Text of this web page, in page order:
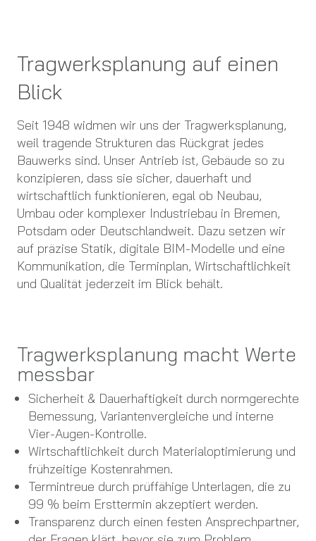
Tragwerksplanung auf einen
Blick
Seit 1948 widmen wir uns der Tragwerksplanung,
weil tragende Strukturen das Rückgrat jedes
Bauwerks sind. Unser Antrieb ist, Gebäude so zu
konzipieren, dass sie sicher, dauerhaft und
wirtschaftlich funktionieren, egal ob Neubau,
Umbau oder komplexer Industriebau in Bremen,
Potsdam oder Deutschlandweit. Dazu setzen wir
auf präzise Statik, digitale BIM-Modelle und eine
Kommunikation, die Terminplan, Wirtschaftlichkeit
und Qualität jederzeit im Blick behält.
Tragwerksplanung macht Werte
messbar
Sicherheit & Dauerhaftigkeit durch normgerechte
Bemessung, Varianten­vergleiche und interne
Vier-Augen-Kontrolle.
Wirtschaftlichkeit durch Materialoptimierung und
frühzeitige Kostenrahmen.
Termintreue durch prüffähige Unterlagen, die zu
99 % beim Ersttermin akzeptiert werden.
Transparenz durch einen festen Ansprechpartner,